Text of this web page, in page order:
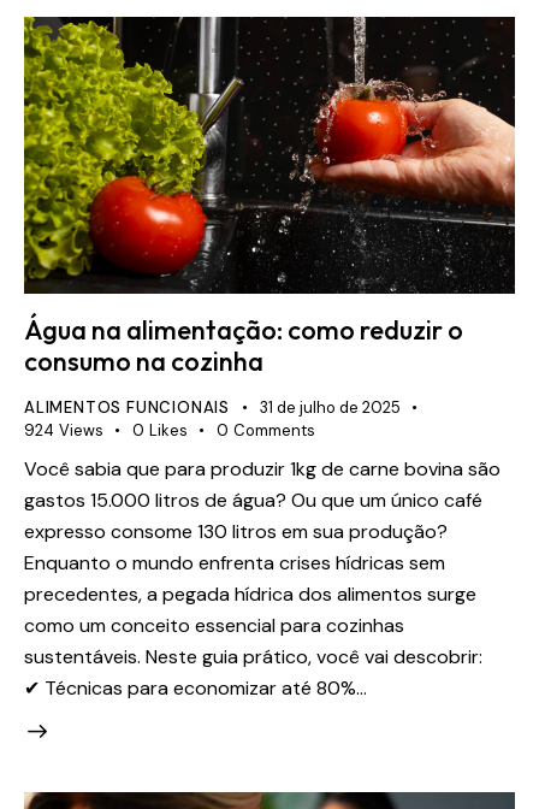
Água na alimentação: como reduzir o
consumo na cozinha
ALIMENTOS FUNCIONAIS
31 de julho de 2025
924 Views 0 Likes 0 Comments
Você sabia que para produzir 1kg de carne bovina são
gastos 15.000 litros de água? Ou que um único café
expresso consome 130 litros em sua produção?
Enquanto o mundo enfrenta crises hídricas sem
precedentes, a pegada hídrica dos alimentos surge
como um conceito essencial para cozinhas
sustentáveis. Neste guia prático, você vai descobrir:
✔ Técnicas para economizar até 80%…